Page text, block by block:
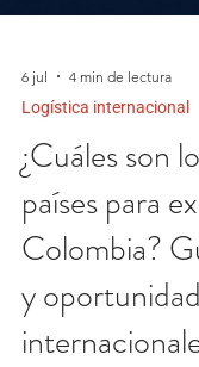
Logística internacional